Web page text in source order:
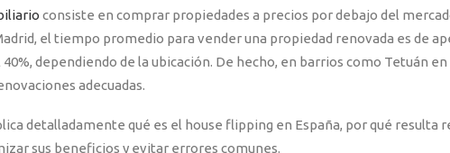
consiste en comprar propiedades a precios por debajo del
el tiempo promedio para vender una propiedad renovada es de
dependiendo de la ubicación. De hecho, en barrios como Tetuán
adecuadas.
detalladamente qué es el house flipping en España, por qué
sus beneficios y evitar errores comunes.